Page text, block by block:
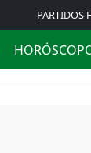
PARTIDOS